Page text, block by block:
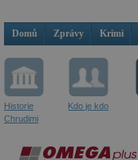
Domů Zprávy Krimi
Historie
Chrudimi
Kdo je kdo